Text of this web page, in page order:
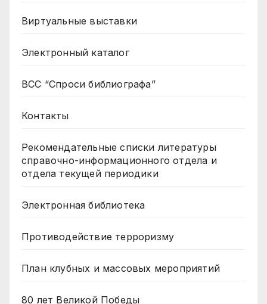
Виртуальные выставки
Электронный каталог
ВСС “Спроси библиографа”
Контакты
Рекомендательные списки литературы
справочно-информационного отдела и
отдела текущей периодики
Электронная библиотека
Противодействие терроризму
План клубных и массовых мероприятий
80 лет Великой Победы